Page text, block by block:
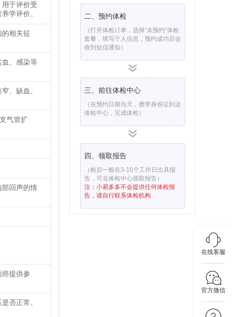
在线客服
官方微信
于评价受
学评价。
相关征
血、感染等
、缺血、
气管扩
部回声的情
提供参
否正常、
二、预约体检
（打开体检订单，选择“未预约”体检
套餐，填写个人信息，预约成功后会
收到短信通知）
三、前往体检中心
（在预约日期当天，携带身份证到达
体检中心，完成体检）
四、领取报告
（检后一般在3-10个工作日出具报
告，可去体检中心领取报告）
注：小易多多不会提供任何体检报
告，请自行联系体检机构